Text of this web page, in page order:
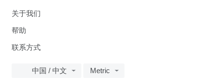
关于我们
帮助
联系方式
中国 / 中文 Metric